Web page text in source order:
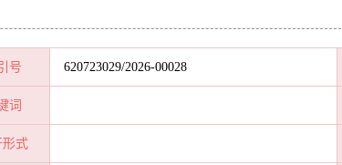
号 620723029/2026-00028
词
形式